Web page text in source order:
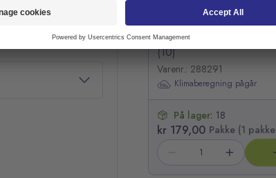
Fiberpenn STABILO Point
(10)
Varenr.: 288291
Klimaberegning pågår
På lager: 18
kr 179,00 Pakke (1